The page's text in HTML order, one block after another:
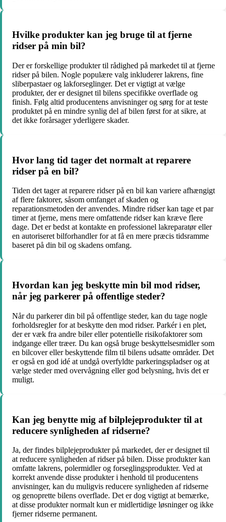
Hvilke produkter kan jeg bruge til at fjerne
ridser på min bil?
Der er forskellige produkter til rådighed på markedet til at fjerne
ridser på bilen. Nogle populære valg inkluderer lakrens, fine
sliberpastaer og lakforseglinger. Det er vigtigt at vælge
produkter, der er designet til bilens specifikke overflade og
finish. Følg altid producentens anvisninger og sørg for at teste
produktet på en mindre synlig del af bilen først for at sikre, at
det ikke forårsager yderligere skader.
Hvor lang tid tager det normalt at reparere
ridser på en bil?
Tiden det tager at reparere ridser på en bil kan variere afhængigt
af flere faktorer, såsom omfanget af skaden og
reparationsmetoden der anvendes. Mindre ridser kan tage et par
timer at fjerne, mens mere omfattende ridser kan kræve flere
dage. Det er bedst at kontakte en professionel lakreparatør eller
en autoriseret bilforhandler for at få en mere præcis tidsramme
baseret på din bil og skadens omfang.
Hvordan kan jeg beskytte min bil mod ridser,
når jeg parkerer på offentlige steder?
Når du parkerer din bil på offentlige steder, kan du tage nogle
forholdsregler for at beskytte den mod ridser. Parkér i en plet,
der er væk fra andre biler eller potentielle risikofaktorer som
indgange eller træer. Du kan også bruge beskyttelsesmidler som
en bilcover eller beskyttende film til bilens udsatte områder. Det
er også en god idé at undgå overfyldte parkeringspladser og at
vælge steder med overvågning eller god belysning, hvis det er
muligt.
Kan jeg benytte mig af bilplejeprodukter til at
reducere synligheden af ridserne?
Ja, der findes bilplejeprodukter på markedet, der er designet til
at reducere synligheden af ridser på bilen. Disse produkter kan
omfatte lakrens, polermidler og forseglingsprodukter. Ved at
korrekt anvende disse produkter i henhold til producentens
anvisninger, kan du muligvis reducere synligheden af ridserne
og genoprette bilens overflade. Det er dog vigtigt at bemærke,
at disse produkter normalt kun er midlertidige løsninger og ikke
fjerner ridserne permanent.